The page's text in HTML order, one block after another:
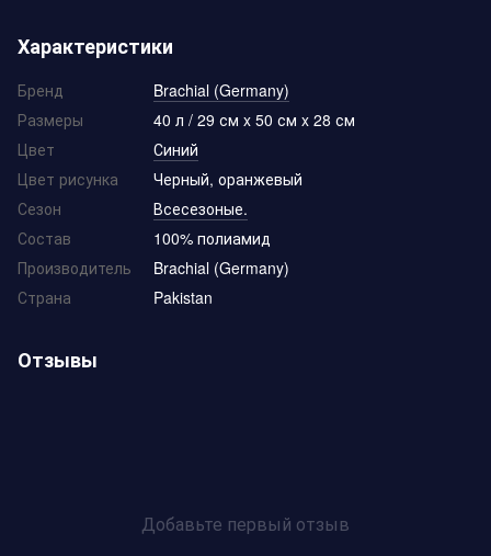
Характеристики
Бренд
Brachial (Germany)
Размеры
40 л / 29 см x 50 см x 28 см
Цвет
Синий
Цвет рисунка
Черный, оранжевый
Сезон
Всесезоные.
Состав
100% полиамид
Производитель
Brachial (Germany)
Страна
Pakistan
Отзывы
Добавьте первый отзыв